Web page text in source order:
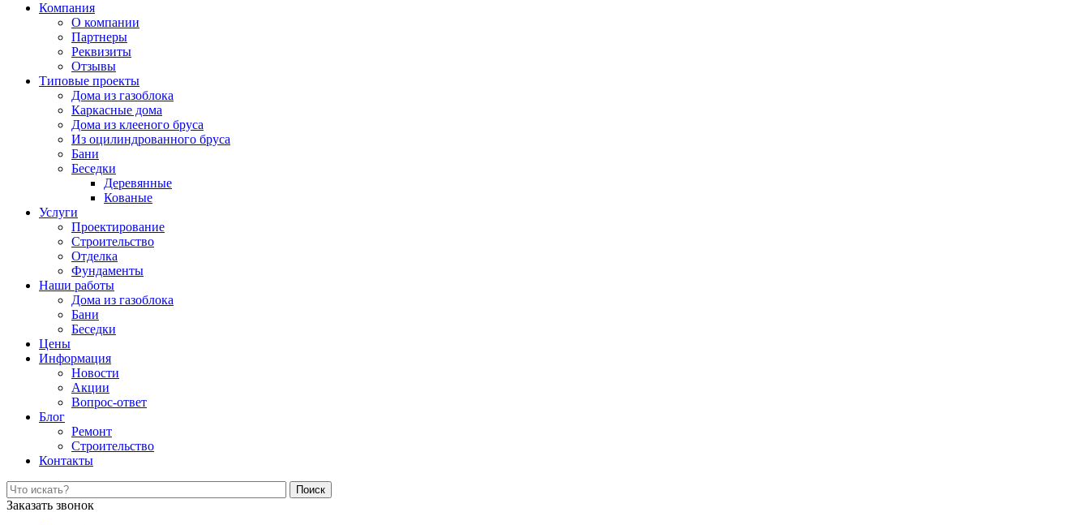
Компания
О компании
Партнеры
Реквизиты
Отзывы
Типовые проекты
Дома из газоблока
Каркасные дома
Дома из клееного бруса
Из оцилиндрованного бруса
Бани
Беседки
Деревянные
Кованые
Услуги
Проектирование
Строительство
Отделка
Фундаменты
Наши работы
Дома из газоблока
Бани
Беседки
Цены
Информация
Новости
Акции
Вопрос-ответ
Блог
Ремонт
Строительство
Контакты
Поиск
Заказать звонок